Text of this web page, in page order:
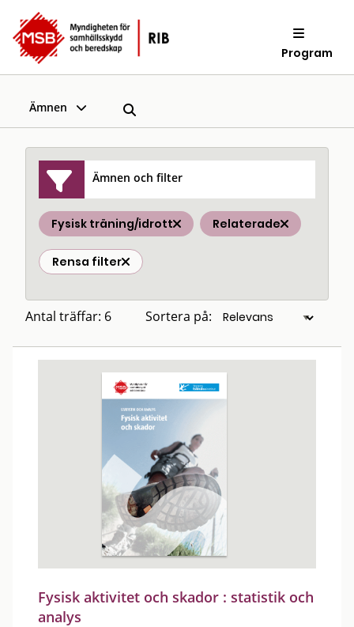
Program
Ämnen
Ämnen och filter
Fysisk träning/idrott Relaterade
Rensa filter
Antal träffar: 6 Sortera på:
Fysisk aktivitet och skador : statistik och
analys